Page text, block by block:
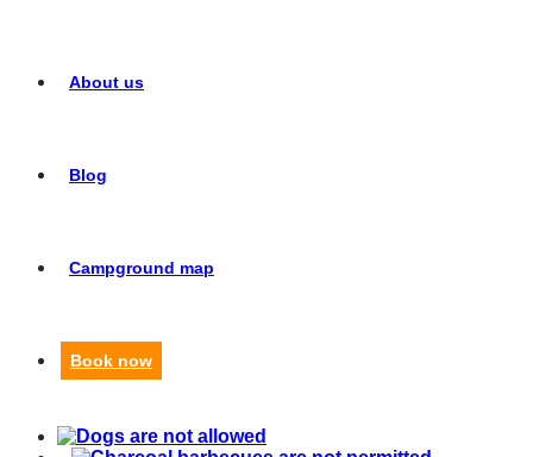
About us
Blog
Campground map
Book now